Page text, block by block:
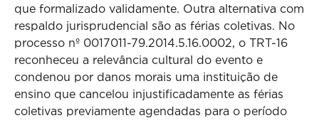
que formalizado validamente. Outra alternativa com
respaldo jurisprudencial são as férias coletivas. No
processo nº 0017011-79.2014.5.16.0002, o TRT-16
reconheceu a relevância cultural do evento e
condenou por danos morais uma instituição de
ensino que cancelou injustificadamente as férias
coletivas previamente agendadas para o período